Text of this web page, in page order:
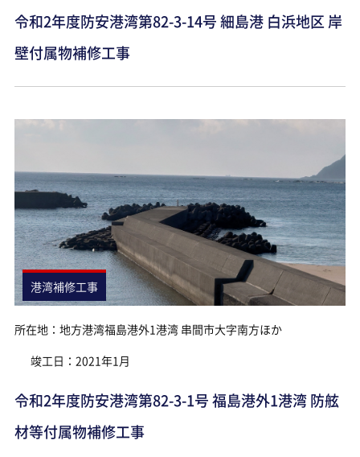
令和2年度防安港湾第82-3-14号 細島港 白浜地区 岸
壁付属物補修工事
港湾補修工事
所在地：地方港湾福島港外1港湾 串間市大字南方ほか
竣工日：2021年1月
令和2年度防安港湾第82-3-1号 福島港外1港湾 防舷
材等付属物補修工事